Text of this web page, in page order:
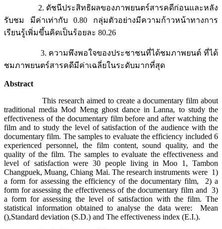
2. ดัชนีประสิทธิผลของภาพยนตร์สารคดีก่อนและหลัง
รับชม มีค่าเท่ากับ 0.80 กลุ่มตัวอย่างมีความก้าวหน้าทางการ
เรียนรู้เพิ่มขึ้นคิดเป็นร้อยละ 80.26
3. ความพึงพอใจของประชาชนที่ได้ชมภาพยนต์ ที่ได้
ชมภาพยนตร์สารคดีมีค่าเฉลี่ยในระดับมากที่สุด
Abstract
This research aimed to create a documentary film about
traditional media Mod Meng ghost dance in Lanna, to study the
effectiveness of the documentary film before and after watching the
film and to study the level of satisfaction of the audience with the
documentary film. The samples to evaluate the efficiency included 6
experienced personnel, the film content, sound quality, and the
quality of the film. The samples to evaluate the effectiveness and
level of satisfaction were 30 people living in Moo 1, Tambon
Changpuek, Muang, Chiang Mai. The research instruments were 1)
a form for assessing the efficiency of the documentary film, 2) a
form for assessing the effectiveness of the documentary film and 3)
a form for assessing the level of satisfaction with the film. The
statistical information obtained to analyse the data were: Mean
(),Standard deviation (S.D.) and The effectiveness index (E.I.).